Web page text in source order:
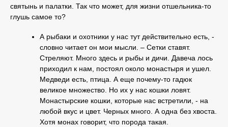
святынь и палатки. Так что может, для жизни отшельника-то
глушь самое то?
А рыбаки и охотники у нас тут действительно есть, -
словно читает он мои мысли. – Сетки ставят.
Стреляют. Много здесь и рыбы и дичи. Давеча лось
приходил к нам, постоял около монастыря и ушел.
Медведи есть, птица. А еще почему-то гадюк
великое множество. Но их у нас кошки ловят.
Монастырские кошки, которые нас встретили, - на
любой вкус и цвет. Черных много. А одна без хвоста.
Хотя монах говорит, что порода такая.